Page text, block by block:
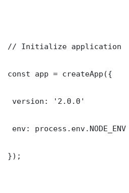
// Initialize application
const app = createApp({
version: '2.0.0'
env:
});